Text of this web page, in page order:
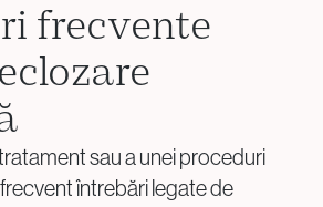
frecvente
sau a unei proceduri
întrebări legate de